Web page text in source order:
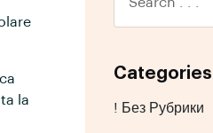
la
Categories
! Без Рубрики